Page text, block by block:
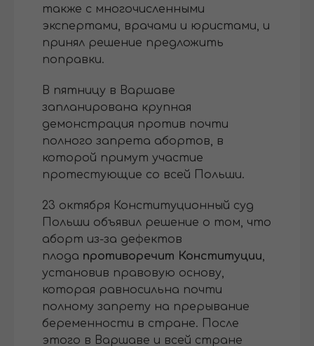
также с многочисленными
экспертами, врачами и юристами, и
принял решение предложить
поправки.
В пятницу в Варшаве
запланирована крупная
демонстрация против почти
полного запрета абортов, в
которой примут участие
протестующие со всей Польши.
23 октября Конституционный суд
Польши объявил решение о том, что
аборт из-за дефектов
плода противоречит Конституции,
установив правовую основу,
которая равносильна почти
полному запрету на прерывание
беременности в стране. После
этого в Варшаве и всей стране